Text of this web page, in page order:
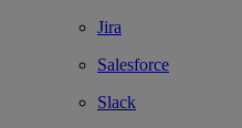
Jira
Salesforce
Slack